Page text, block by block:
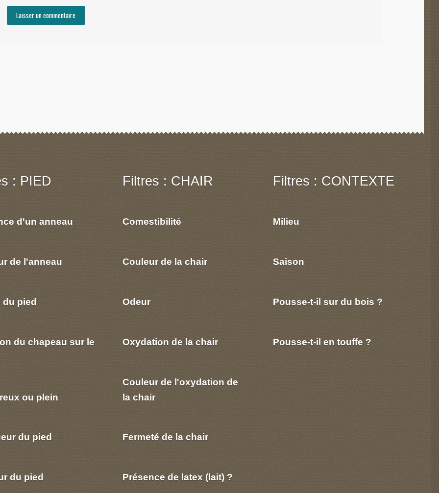
: PIED
d'un anneau
de l'anneau
du pied
du chapeau sur le
ou plein
du pied
du pied
Filtres : CHAIR
Comestibilité
Couleur de la chair
Odeur
Oxydation de la chair
Couleur de l'oxydation de
la chair
Fermeté de la chair
Présence de latex (lait) ?
Filtres : CONTEXTE
Milieu
Saison
Pousse-t-il sur du bois ?
Pousse-t-il en touffe ?